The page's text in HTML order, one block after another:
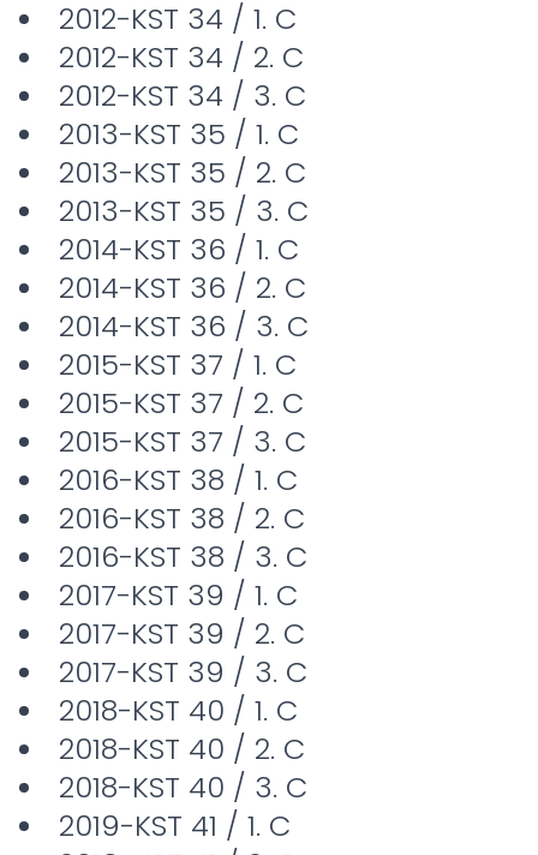
2012-KST 34 / 1. C
2012-KST 34 / 2. C
2012-KST 34 / 3. C
2013-KST 35 / 1. C
2013-KST 35 / 2. C
2013-KST 35 / 3. C
2014-KST 36 / 1. C
2014-KST 36 / 2. C
2014-KST 36 / 3. C
2015-KST 37 / 1. C
2015-KST 37 / 2. C
2015-KST 37 / 3. C
2016-KST 38 / 1. C
2016-KST 38 / 2. C
2016-KST 38 / 3. C
2017-KST 39 / 1. C
2017-KST 39 / 2. C
2017-KST 39 / 3. C
2018-KST 40 / 1. C
2018-KST 40 / 2. C
2018-KST 40 / 3. C
2019-KST 41 / 1. C